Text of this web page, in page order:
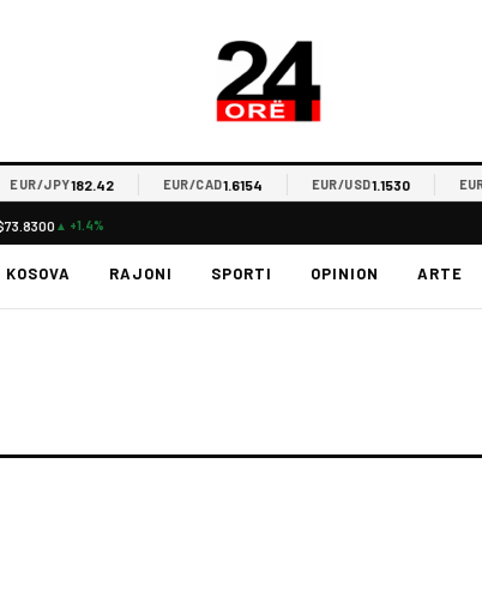
EUR/JPY182.42 EUR/CAD1.6154 EUR/USD1.1530
▲ +1.4%
KOSOVA RAJONI SPORTI OPINION ARTE